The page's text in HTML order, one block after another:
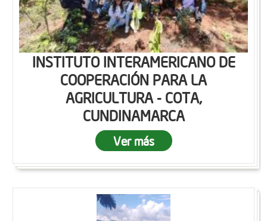
INSTITUTO INTERAMERICANO DE
COOPERACIÓN PARA LA
AGRICULTURA - COTA,
CUNDINAMARCA
Ver más